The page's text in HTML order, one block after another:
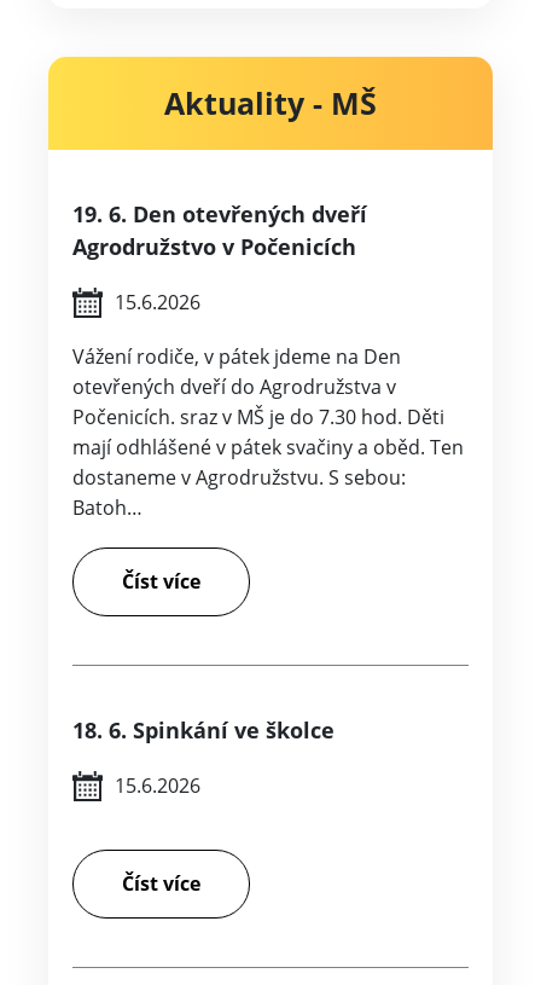
Aktuality - MŠ
19. 6. Den otevřených dveří
Agrodružstvo v Počenicích
15.6.2026
Vážení rodiče, v pátek jdeme na Den
otevřených dveří do Agrodružstva v
Počenicích. sraz v MŠ je do 7.30 hod. Děti
mají odhlášené v pátek svačiny a oběd. Ten
dostaneme v Agrodružstvu. S sebou:
Batoh…
Číst více
18. 6. Spinkání ve školce
15.6.2026
Číst více